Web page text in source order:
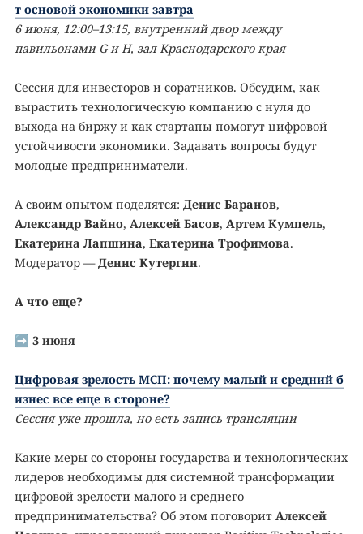
т основой экономики завтра
6 июня, 12:00–13:15, внутренний двор между
павильонами G и H, зал Краснодарского края
Сессия для инвесторов и соратников. Обсудим, как
вырастить технологическую компанию с нуля до
выхода на биржу и как стартапы помогут цифровой
устойчивости экономики. Задавать вопросы будут
молодые предприниматели.
А своим опытом поделятся: Денис Баранов,
Александр Вайно, Алексей Басов, Артем Кумпель,
Екатерина Лапшина, Екатерина Трофимова.
Модератор — Денис Кутергин.
А что еще?
➡️ 3 июня
Цифровая зрелость МСП: почему малый и средний б
изнес все еще в стороне?
Сессия уже прошла, но есть запись трансляции
Какие меры со стороны государства и технологических
лидеров необходимы для системной трансформации
цифровой зрелости малого и среднего
предпринимательства? Об этом поговорит Алексей